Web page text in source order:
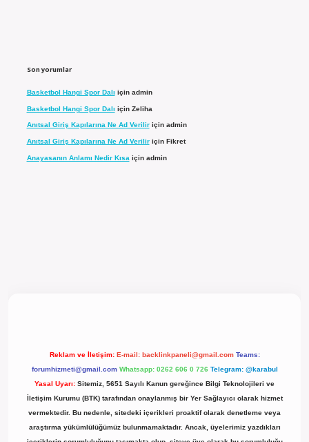
Son yorumlar
Basketbol Hangi Spor Dalı için admin
Basketbol Hangi Spor Dalı için Zeliha
Anıtsal Giriş Kapılarına Ne Ad Veriliriçin admin
Anıtsal Giriş Kapılarına Ne Ad Veriliriçin Fikret
Anayasanın Anlamı Nedir Kısa için admin
Reklam ve İletişim: E-mail: backlinkpaneli@gmail.com Teams:
forumhizmeti@gmail.com Whatsapp: 0262 606 0 726 Telegram: @karabul
Yasal Uyarı: Sitemiz, 5651 Sayılı Kanun gereğince Bilgi Teknolojileri ve
İletişim Kurumu (BTK) tarafından onaylanmış bir Yer Sağlayıcı olarak hizmet
vermektedir. Bu nedenle, sitedeki içerikleri proaktif olarak denetleme veya
araştırma yükümlülüğümüz bulunmamaktadır. Ancak, üyelerimiz yazdıkları